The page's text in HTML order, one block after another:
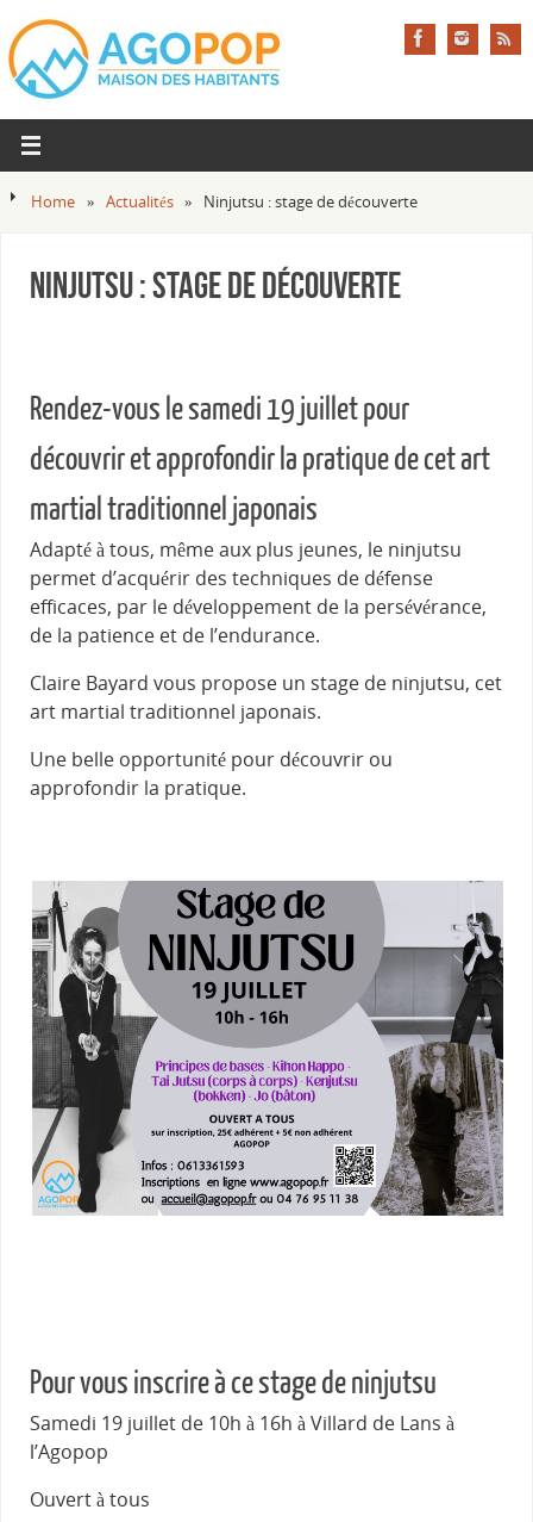
Home » Actualités » Ninjutsu : stage de découverte
Ninjutsu : stage de découverte
Rendez-vous le samedi 19 juillet pour
découvrir et approfondir la pratique de cet art
martial traditionnel japonais
Adapté à tous, même aux plus jeunes, le ninjutsu
permet d’acquérir des techniques de défense
efficaces, par le développement de la persévérance,
de la patience et de l’endurance.
Claire Bayard vous propose un stage de ninjutsu, cet
art martial traditionnel japonais.
Une belle opportunité pour découvrir ou
approfondir la pratique.
Pour vous inscrire à ce stage de ninjutsu
Samedi 19 juillet de 10h à 16h à Villard de Lans à
l’Agopop
Ouvert à tous